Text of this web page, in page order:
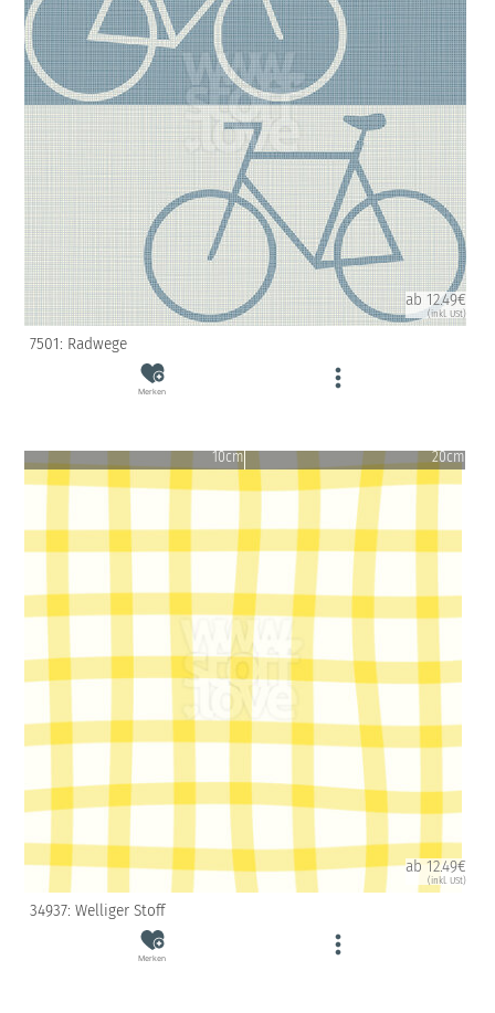
ab 12.49€
(inkl. USt)
7501: Radwege
Merken
10cm 20cm
ab 12.49€
(inkl. USt)
34937: Welliger Stoff
Merken